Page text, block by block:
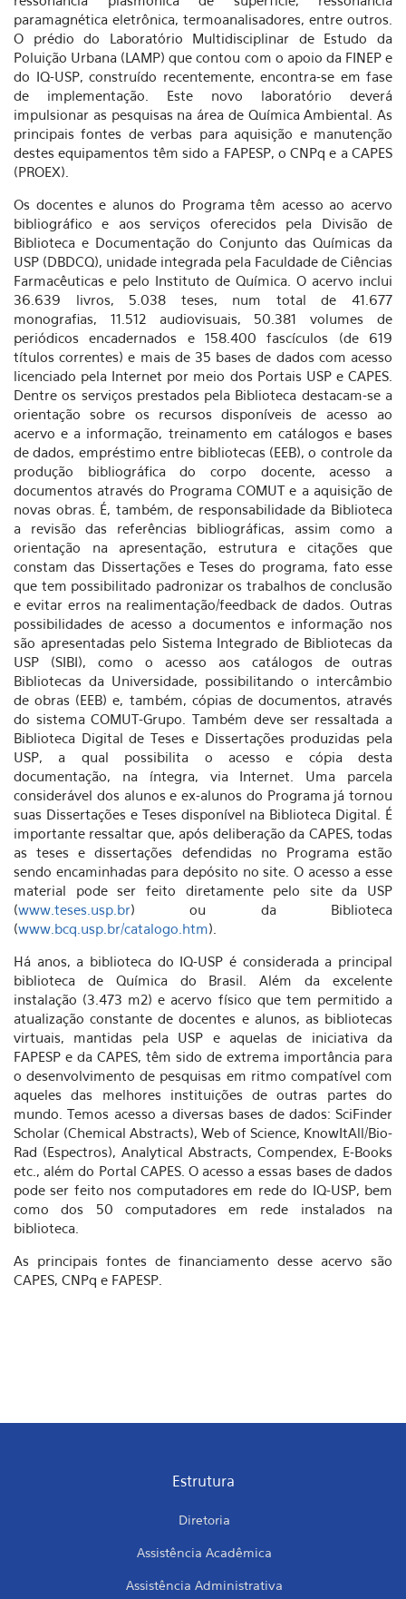
paramagnética eletrônica, termoanalisadores, entre outros.
O prédio do Laboratório Multidisciplinar de Estudo da
Poluição Urbana (LAMP) que contou com o apoio da FINEP e
do IQ-USP, construído recentemente, encontra-se em fase
de implementação. Este novo laboratório deverá
impulsionar as pesquisas na área de Química Ambiental. As
principais fontes de verbas para aquisição e manutenção
destes equipamentos têm sido a FAPESP, o CNPq e a CAPES
(PROEX).
Os docentes e alunos do Programa têm acesso ao acervo
bibliográfico e aos serviços oferecidos pela Divisão de
Biblioteca e Documentação do Conjunto das Químicas da
USP (DBDCQ), unidade integrada pela Faculdade de Ciências
Farmacêuticas e pelo Instituto de Química. O acervo inclui
36.639 livros, 5.038 teses, num total de 41.677
monografias, 11.512 audiovisuais, 50.381 volumes de
periódicos encadernados e 158.400 fascículos (de 619
títulos correntes) e mais de 35 bases de dados com acesso
licenciado pela Internet por meio dos Portais USP e CAPES.
Dentre os serviços prestados pela Biblioteca destacam-se a
orientação sobre os recursos disponíveis de acesso ao
acervo e a informação, treinamento em catálogos e bases
de dados, empréstimo entre bibliotecas (EEB), o controle da
produção bibliográfica do corpo docente, acesso a
documentos através do Programa COMUT e a aquisição de
novas obras. É, também, de responsabilidade da Biblioteca
a revisão das referências bibliográficas, assim como a
orientação na apresentação, estrutura e citações que
constam das Dissertações e Teses do programa, fato esse
que tem possibilitado padronizar os trabalhos de conclusão
e evitar erros na realimentação/feedback de dados. Outras
possibilidades de acesso a documentos e informação nos
são apresentadas pelo Sistema Integrado de Bibliotecas da
USP (SIBI), como o acesso aos catálogos de outras
Bibliotecas da Universidade, possibilitando o intercâmbio
de obras (EEB) e, também, cópias de documentos, através
do sistema COMUT-Grupo. Também deve ser ressaltada a
Biblioteca Digital de Teses e Dissertações produzidas pela
USP, a qual possibilita o acesso e cópia desta
documentação, na íntegra, via Internet. Uma parcela
considerável dos alunos e ex-alunos do Programa já tornou
suas Dissertações e Teses disponível na Biblioteca Digital. É
importante ressaltar que, após deliberação da CAPES, todas
as teses e dissertações defendidas no Programa estão
sendo encaminhadas para depósito no site. O acesso a esse
material pode ser feito diretamente pelo site da USP
(www.teses.usp.br) ou da Biblioteca
(www.bcq.usp.br/catalogo.htm).
Há anos, a biblioteca do IQ-USP é considerada a principal
biblioteca de Química do Brasil. Além da excelente
instalação (3.473 m2) e acervo físico que tem permitido a
atualização constante de docentes e alunos, as bibliotecas
virtuais, mantidas pela USP e aquelas de iniciativa da
FAPESP e da CAPES, têm sido de extrema importância para
o desenvolvimento de pesquisas em ritmo compatível com
aqueles das melhores instituições de outras partes do
mundo. Temos acesso a diversas bases de dados: SciFinder
Scholar (Chemical Abstracts), Web of Science, KnowItAll/Bio-
Rad (Espectros), Analytical Abstracts, Compendex, E-Books
etc., além do Portal CAPES. O acesso a essas bases de dados
pode ser feito nos computadores em rede do IQ-USP, bem
como dos 50 computadores em rede instalados na
biblioteca.
As principais fontes de financiamento desse acervo são
CAPES, CNPq e FAPESP.
Estrutura
Diretoria
Assistência Acadêmica
Assistência Administrativa